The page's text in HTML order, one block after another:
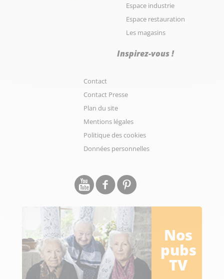
Espace industrie
Espace restauration
Les magasins
Inspirez-vous !
Contact
Contact Presse
Plan du site
Mentions légales
Politique des cookies
Données personnelles
Nos
pubs
TV